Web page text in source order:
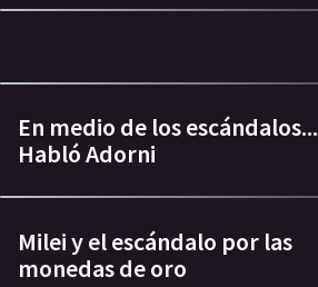
En medio de los escándalos...
Habló Adorni
Milei y el escándalo por las
monedas de oro